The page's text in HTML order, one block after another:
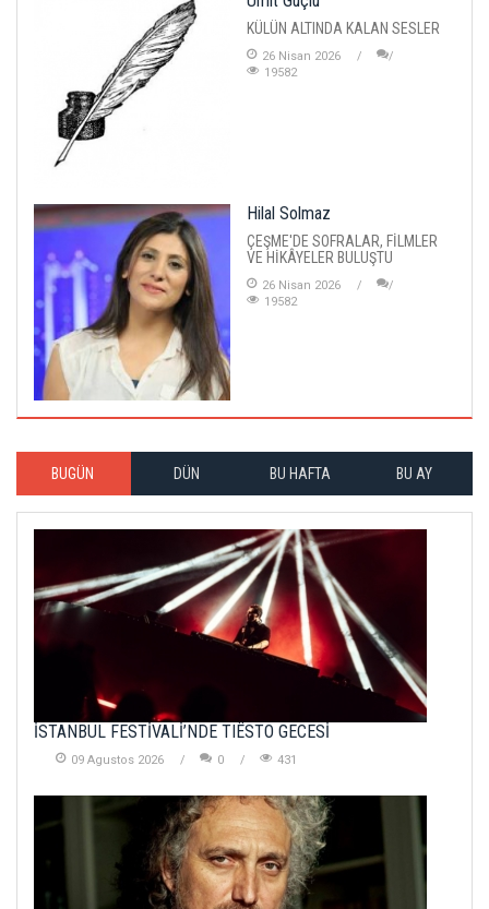
KÜLÜN ALTINDA KALAN SESLER
26 Nisan 2026
19582
Hilal Solmaz
ÇEŞME'DE SOFRALAR, FİLMLER
VE HİKÂYELER BULUŞTU
26 Nisan 2026
19582
BUGÜN DÜN BU HAFTA BU AY
İSTANBUL FESTİVALİ’NDE TIËSTO GECESİ
09 Agustos 2026 0 431